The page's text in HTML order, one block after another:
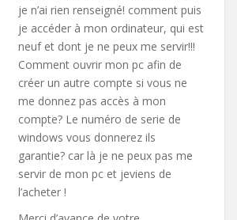
je n’ai rien renseigné! comment puis
je accéder à mon ordinateur, qui est
neuf et dont je ne peux me servir!!!
Comment ouvrir mon pc afin de
créer un autre compte si vous ne
me donnez pas accès à mon
compte? Le numéro de serie de
windows vous donnerez ils
garantie? car là je ne peux pas me
servir de mon pc et jeviens de
l’acheter !